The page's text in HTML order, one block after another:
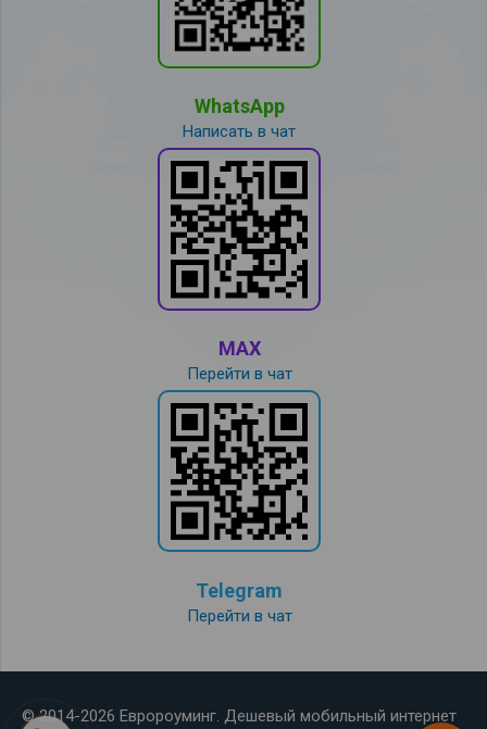
WhatsApp
Написать в чат
MAX
Перейти в чат
Telegram
Перейти в чат
© 2014-2026 Евророуминг. Дешевый мобильный интернет